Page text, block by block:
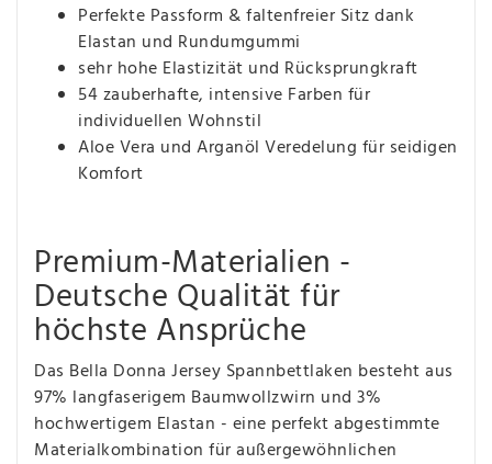
Perfekte Passform & faltenfreier Sitz dank
Elastan und Rundumgummi
sehr hohe Elastizität und Rücksprungkraft
54 zauberhafte, intensive Farben für
individuellen Wohnstil
Aloe Vera und Arganöl Veredelung für seidigen
Komfort
Premium-Materialien -
Deutsche Qualität für
höchste Ansprüche
Das Bella Donna Jersey Spannbettlaken besteht aus
97% langfaserigem Baumwollzwirn und 3%
hochwertigem Elastan - eine perfekt abgestimmte
Materialkombination für außergewöhnlichen